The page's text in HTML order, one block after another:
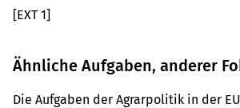
[EXT 1]
Ähnliche Aufgaben, anderer
Die Aufgaben der Agrarpolitik in der